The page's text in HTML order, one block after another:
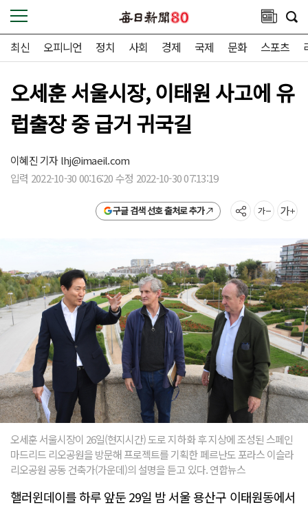
최신 오피니언 정치 사회 경제 국제 문화 스포츠
오세훈 서울시장, 이태원 사고에 유
럽출장 중 급거 귀국길
이혜진 기자lhj@imaeil.com
입력 2022-10-30 00:16:20 수정 2022-10-30 07:13:19
구글 검색 선호 출처로 추가
오세훈 서울시장이 26일(현지시간) 도로 지하화 후 지상에 조성된 스페인
마드리드 리오공원을 방문해 프로젝트를 기획한 페르난도 포라스 이슬라
리오공원 공동 건축가(가운데)의 설명을 듣고 있다. 연합뉴스
핼러윈데이를 하루 앞둔 29일 밤 서울 용산구 이태원동에서